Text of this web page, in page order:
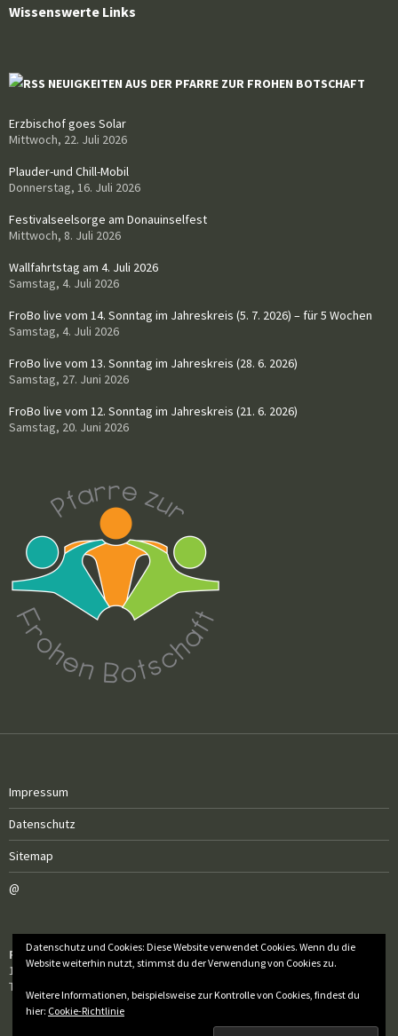
Wissenswerte Links
NEUIGKEITEN AUS DER PFARRE ZUR FROHEN BOTSCHAFT
Erzbischof goes Solar
Mittwoch, 22. Juli 2026
Plauder-und Chill-Mobil
Donnerstag, 16. Juli 2026
Festivalseelsorge am Donauinselfest
Mittwoch, 8. Juli 2026
Wallfahrtstag am 4. Juli 2026
Samstag, 4. Juli 2026
FroBo live vom 14. Sonntag im Jahreskreis (5. 7. 2026) – für 5 Wochen
Samstag, 4. Juli 2026
FroBo live vom 13. Sonntag im Jahreskreis (28. 6. 2026)
Samstag, 27. Juni 2026
FroBo live vom 12. Sonntag im Jahreskreis (21. 6. 2026)
Samstag, 20. Juni 2026
Impressum
Datenschutz
Sitemap
@
Röm.-kath. Pfarrgemeinde Sankt Florian
1050 Wien, Wiedner Hauptstraße 97
Tel.: 01 / 505 50 60 – 20
Datenschutz und Cookies: Diese Website verwendet Cookies. Wenn du die
Website weiterhin nutzt, stimmst du der Verwendung von Cookies zu.
Weitere Informationen, beispielsweise zur Kontrolle von Cookies, findest du
hier: Cookie-Richtlinie